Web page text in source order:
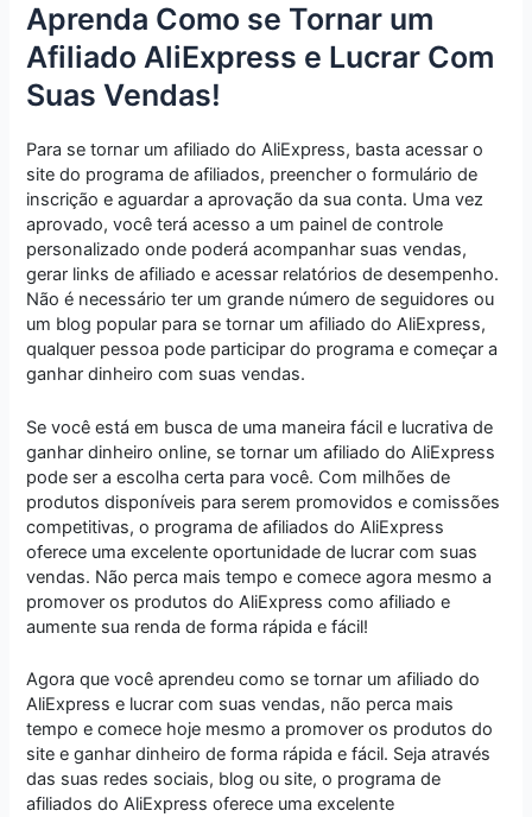
Aprenda Como se Tornar um
Afiliado AliExpress e Lucrar Com
Suas Vendas!
Para se tornar um afiliado do AliExpress, basta acessar o
site do programa de afiliados, preencher o formulário de
inscrição e aguardar a aprovação da sua conta. Uma vez
aprovado, você terá acesso a um painel de controle
personalizado onde poderá acompanhar suas vendas,
gerar links de afiliado e acessar relatórios de desempenho.
Não é necessário ter um grande número de seguidores ou
um blog popular para se tornar um afiliado do AliExpress,
qualquer pessoa pode participar do programa e começar a
ganhar dinheiro com suas vendas.
Se você está em busca de uma maneira fácil e lucrativa de
ganhar dinheiro online, se tornar um afiliado do AliExpress
pode ser a escolha certa para você. Com milhões de
produtos disponíveis para serem promovidos e comissões
competitivas, o programa de afiliados do AliExpress
oferece uma excelente oportunidade de lucrar com suas
vendas. Não perca mais tempo e comece agora mesmo a
promover os produtos do AliExpress como afiliado e
aumente sua renda de forma rápida e fácil!
Agora que você aprendeu como se tornar um afiliado do
AliExpress e lucrar com suas vendas, não perca mais
tempo e comece hoje mesmo a promover os produtos do
site e ganhar dinheiro de forma rápida e fácil. Seja através
das suas redes sociais, blog ou site, o programa de
afiliados do AliExpress oferece uma excelente